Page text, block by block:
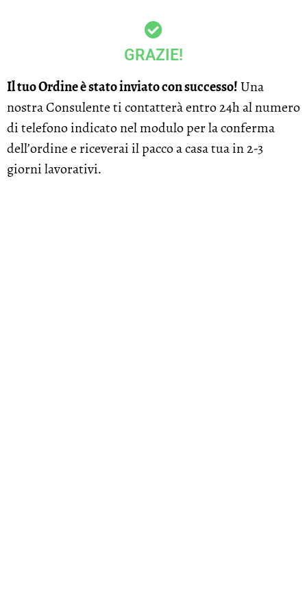
GRAZIE!
Il tuo Ordine è stato inviato con successo!Una
nostra Consulente ti contatterà entro 24h al numero
di telefono indicato nel modulo per la conferma
dell’ordine e riceverai il pacco a casa tua in 2-3
giorni lavorativi.